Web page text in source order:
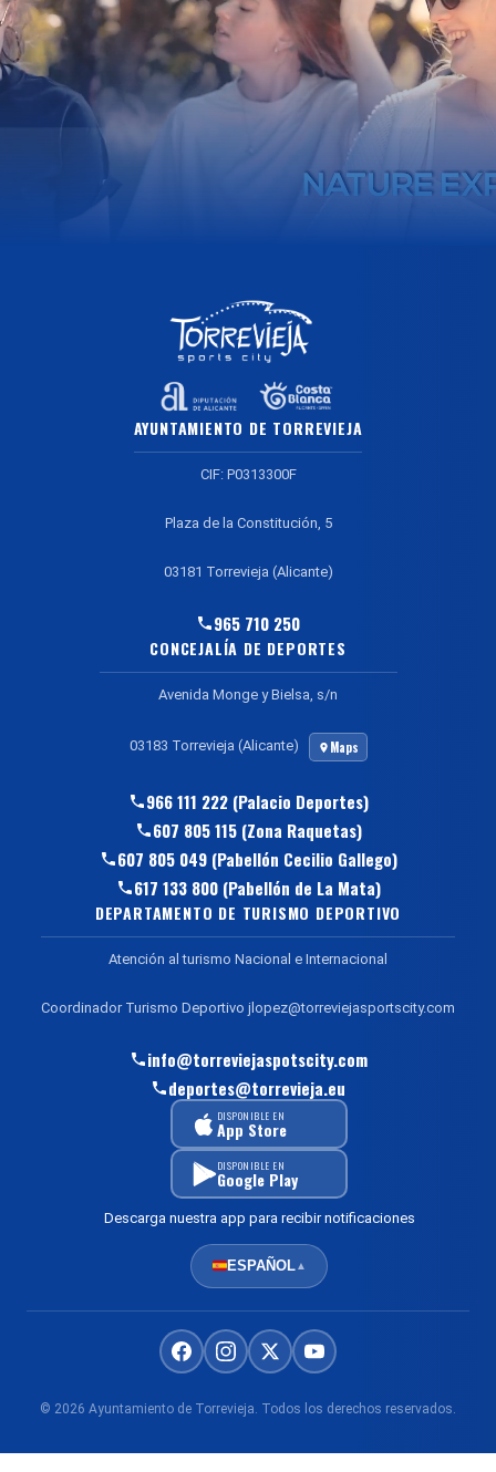
AYUNTAMIENTO DE TORREVIEJA
CIF: P0313300F
Plaza de la Constitución, 5
03181 Torrevieja (Alicante)
965 710 250
CONCEJALÍA DE DEPORTES
Avenida Monge y Bielsa, s/n
03183 Torrevieja (Alicante) Maps
966 111 222 (Palacio Deportes)
607 805 115 (Zona Raquetas)
607 805 049 (Pabellón Cecilio Gallego)
617 133 800 (Pabellón de La Mata)
DEPARTAMENTO DE TURISMO DEPORTIVO
Atención al turismo Nacional e Internacional
Coordinador Turismo Deportivo jlopez@torreviejasportscity.com
info@torreviejaspotscity.com
deportes@torrevieja.eu
DISPONIBLE EN
App Store
DISPONIBLE EN
Google Play
Descarga nuestra app para recibir notificaciones
ESPAÑOL▲
© 2026 Ayuntamiento de Torrevieja. Todos los derechos reservados.